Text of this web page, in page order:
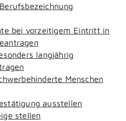
bei vorzeitigem Eintritt in
langjährig
Menschen
ausstellen
stellen